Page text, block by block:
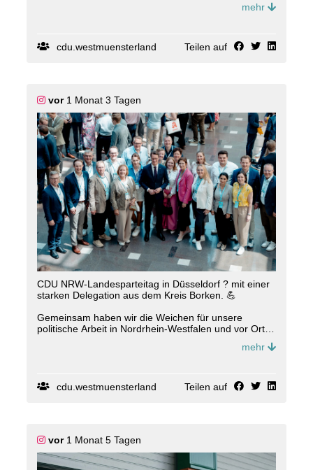
Fachbereichen sind zusammengekommen, um
entwickeln 💪🏻
Herausforderungen der Zukunft angehen und die
Gesundheitsversorgung vor Ort nachhaltig stärken 🩺
Wir freuen uns auf die weitere Zusammenarbeit und
viele konstruktive Impulse. Gemeinsam gestalten wir
die Gesundheitsversorgung von morgen.
#Gesundheit#LändlicherRaum
#Gesundheitsversorgung#Zusammenarbeit
# Netzwerk
mehr
cdu.westmuensterland Teilen auf
vor1 Monat 3 Tagen
CDU NRW-Landesparteitag in Düsseldorf ? mit einer
starken Delegation aus dem Kreis Borken. 💪
Gemeinsam haben wir die Weichen für unsere
politische Arbeit in Nordrhein-Westfalen und vor Ort
Themenforen wurden zentrale Herausforderungen
#LPT26#CDUNRW#KreisBorken#Landesparteitag
#NRW
mehr
cdu.westmuensterland Teilen auf
vor1 Monat 5 Tagen